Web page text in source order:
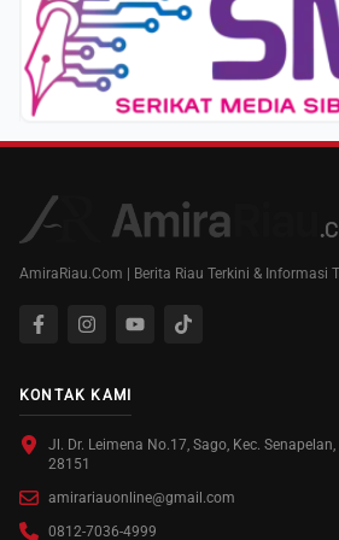
AmiraRiau.Com | Berita Riau Terkini & Informasi
KONTAK KAMI
Jl. Dr. Leimena No.17, Sago, Kec.
28151
amirariauonline@gmail.com
0812-7036-4999